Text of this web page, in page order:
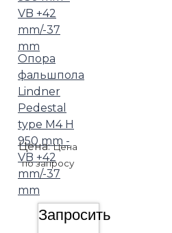
Опора
фальшпола
Lindner
Pedestal
type M4 H
950 mm -
VB +42
mm/-37
mm
Цена:Цена
по запросу
Запросить